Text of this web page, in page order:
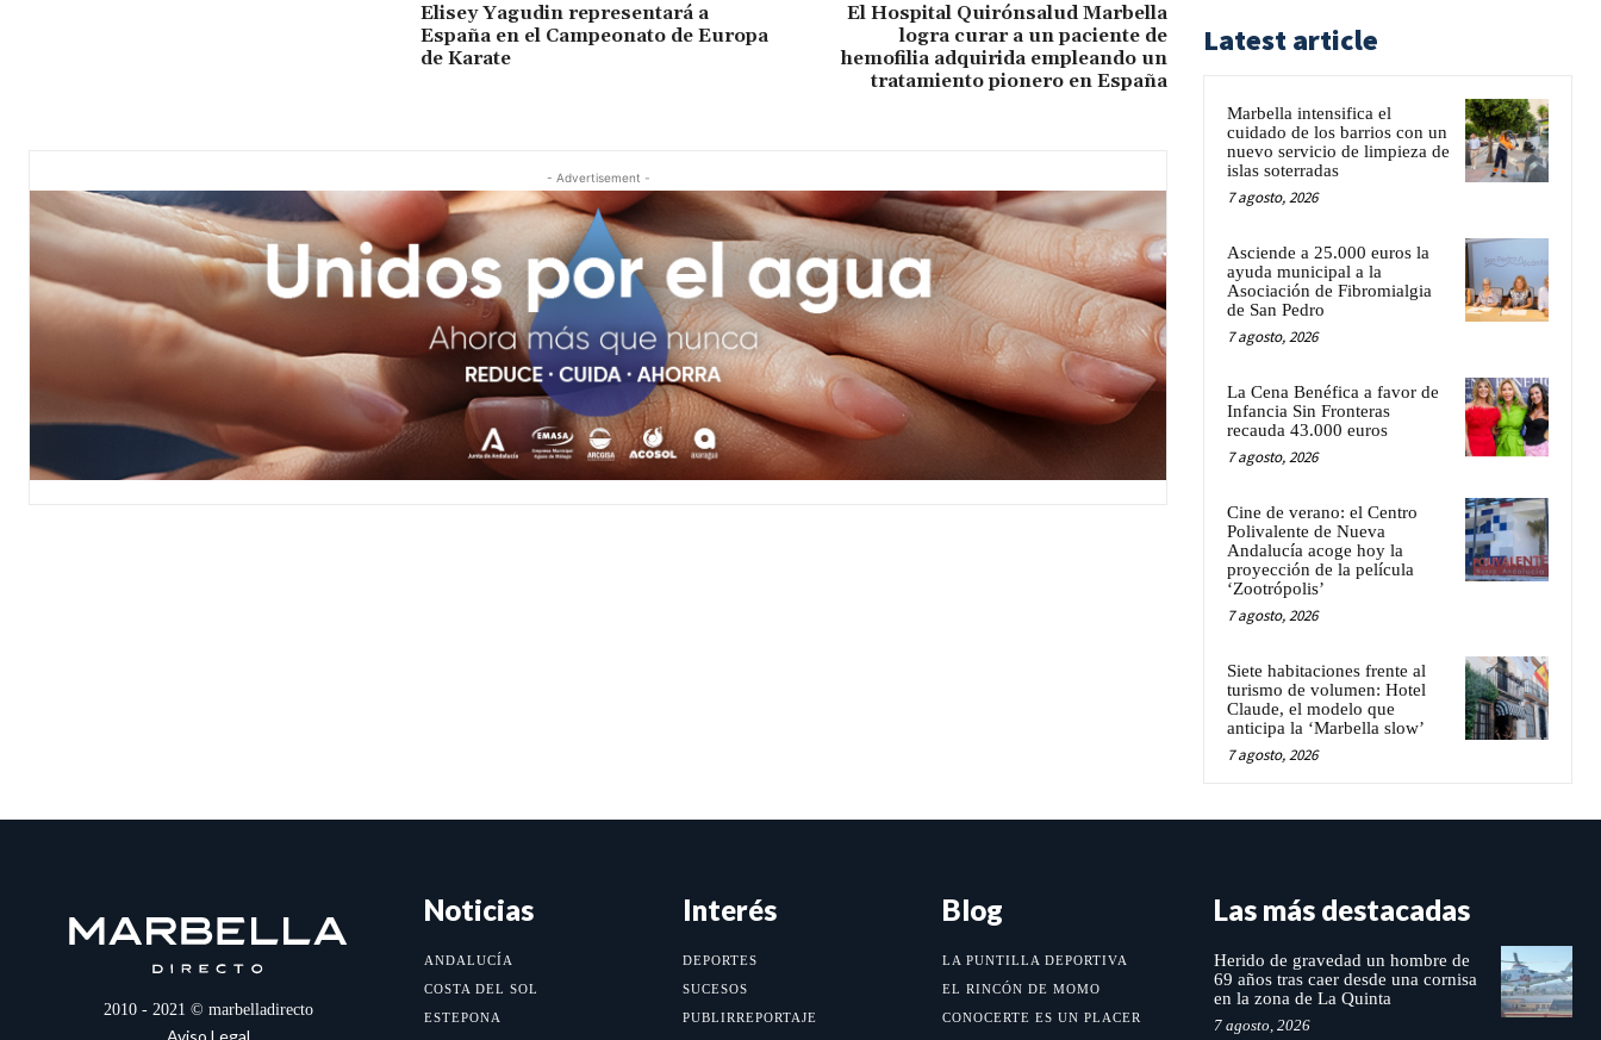
Elisey Yagudin representará a
España en el Campeonato de Europa
de Karate
El Hospital Quirónsalud Marbella
logra curar a un paciente de
hemofilia adquirida empleando un
tratamiento pionero en España
- Advertisement -
Latest article
Marbella intensifica el
cuidado de los barrios con un
nuevo servicio de limpieza de
islas soterradas
7 agosto, 2026
Asciende a 25.000 euros la
ayuda municipal a la
Asociación de Fibromialgia
de San Pedro
7 agosto, 2026
La Cena Benéfica a favor de
Infancia Sin Fronteras
recauda 43.000 euros
7 agosto, 2026
Cine de verano: el Centro
Polivalente de Nueva
Andalucía acoge hoy la
proyección de la película
‘Zootrópolis’
7 agosto, 2026
Siete habitaciones frente al
turismo de volumen: Hotel
Claude, el modelo que
anticipa la ‘Marbella slow’
7 agosto, 2026
2010 - 2021 © marbelladirecto
Aviso Legal
Noticias
ANDALUCÍA
COSTA DEL SOL
ESTEPONA
Interés
DEPORTES
SUCESOS
PUBLIRREPORTAJE
Blog
LA PUNTILLA DEPORTIVA
EL RINCÓN DE MOMO
CONOCERTE ES UN PLACER
Las más destacadas
Herido de gravedad un hombre de
69 años tras caer desde una cornisa
en la zona de La Quinta
7 agosto, 2026